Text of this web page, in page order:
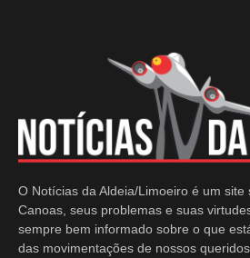
O Notícias da Aldeia/Limoeiro é um site
Canoas, seus problemas e suas
sempre bem informado sobre o que
das movimentações de nossos